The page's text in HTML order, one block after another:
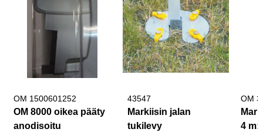
OM 1500601252
OM 8000 oikea pääty
anodisoitu
43547
Markiisin jalan
tukilevy
OM
4